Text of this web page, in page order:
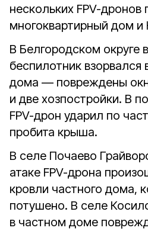
нескольких FPV-
многоквартирный дом
В Белгородском округе
беспилотник взорвался
дома — повреждены
и две хозпостройки. В
FPV-дрон ударил по
пробита крыша.
В селе Почаево
атаке FPV-дрона
кровли частного дома,
потушено. В селе
в частном доме